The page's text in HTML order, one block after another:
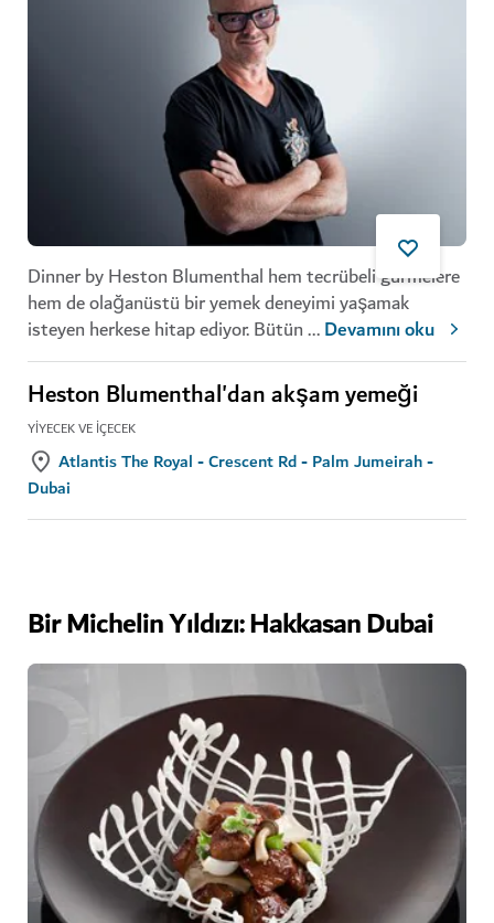
Dinner by Heston Blumenthal hem tecrübeli gurmelere
hem de olağanüstü bir yemek deneyimi yaşamak
isteyen herkese hitap ediyor. Bütün...Devamını oku
Heston Blumenthal'dan akşam yemeği
YIYECEK VE İÇECEK
Atlantis The Royal - Crescent Rd - Palm Jumeirah -
Dubai
Bir Michelin Yıldızı: Hakkasan Dubai